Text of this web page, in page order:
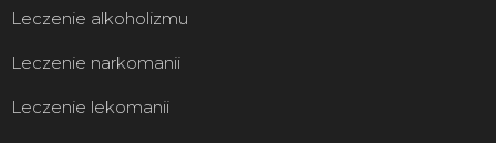
Leczenie alkoholizmu
Leczenie narkomanii
Leczenie lekomanii